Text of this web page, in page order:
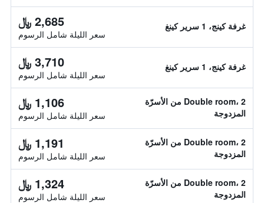
غرفة كينج، 1 سرير كينغ 2,685 ﷼
سعر الليلة شامل الرسوم
غرفة كينج، 1 سرير كينغ 3,710 ﷼
سعر الليلة شامل الرسوم
Double room، 2 من الأسرّة
المزدوجة
1,106 ﷼
سعر الليلة شامل الرسوم
Double room، 2 من الأسرّة
المزدوجة
1,191 ﷼
سعر الليلة شامل الرسوم
Double room، 2 من الأسرّة
المزدوجة
1,324 ﷼
سعر الليلة شامل الرسوم